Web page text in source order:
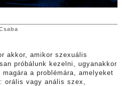
akkor, amikor szexuális
próbálunk kezelni, ugyanakkor
a problémára, amelyeket
orális vagy anális szex,